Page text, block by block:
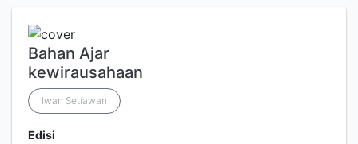
Bahan Ajar
kewirausahaan
Iwan Setiawan
Edisi